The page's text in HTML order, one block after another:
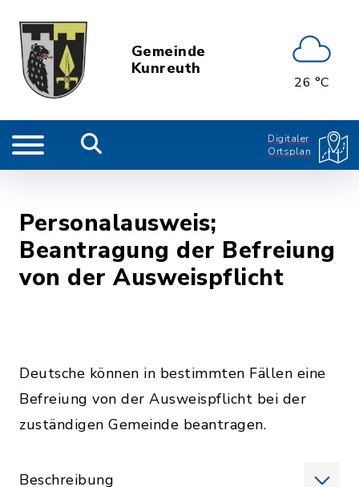
Gemeinde
Kunreuth
26 °C
Digitaler
Ortsplan
Personalausweis;
Beantragung der Befreiung
von der Ausweispflicht
Deutsche können in bestimmten Fällen eine
Befreiung von der Ausweispflicht bei der
zuständigen Gemeinde beantragen.
Beschreibung